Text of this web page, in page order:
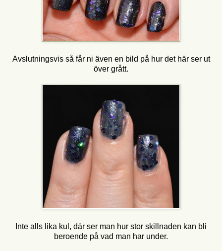
Avslutningsvis så får ni även en bild på hur det här ser ut
över grått.
Inte alls lika kul, där ser man hur stor skillnaden kan bli
beroende på vad man har under.